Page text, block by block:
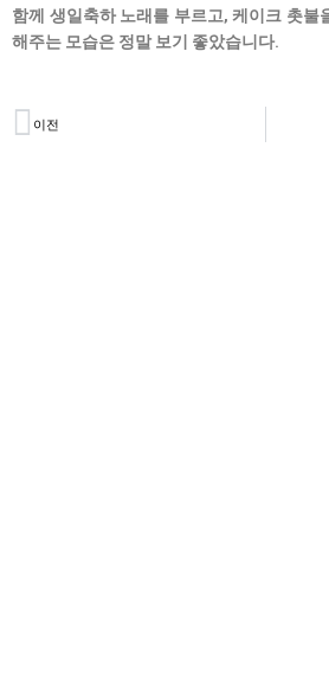
함께 생일축하 노래를 부르고, 케이크 촛불
해주는 모습은 정말 보기 좋았습니다.
Prev
이전